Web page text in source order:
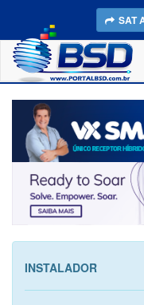
SAT
INSTALADOR